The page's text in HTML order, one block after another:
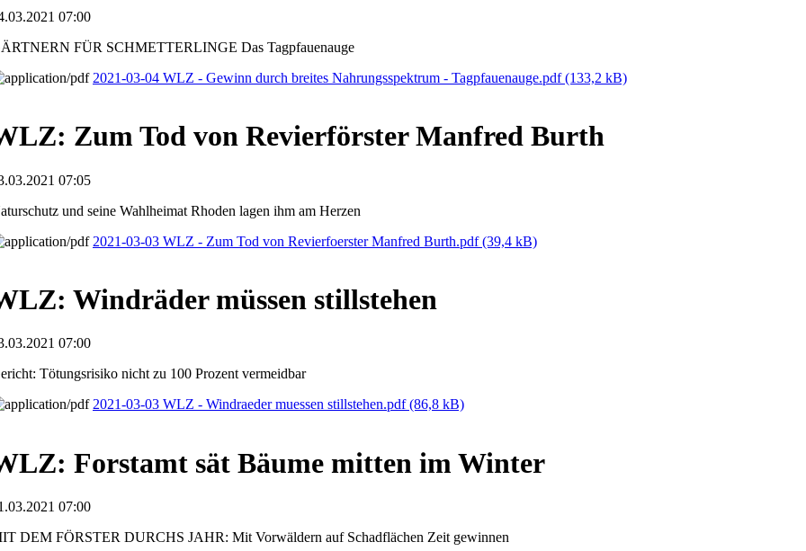
07:00
FÜR SCHMETTERLINGE Das Tagpfauenauge
2021-03-04 WLZ - Gewinn durch breites Nahrungsspektrum - Tagpfauenauge.pdf(133,2 kB)
Zum Tod von Revierförster Manfred Burth
07:05
und seine Wahlheimat Rhoden lagen ihm am Herzen
2021-03-03 WLZ - Zum Tod von Revierfoerster Manfred Burth.pdf(39,4 kB)
Windräder müssen stillstehen
07:00
Tötungsrisiko nicht zu 100 Prozent vermeidbar
2021-03-03 WLZ - Windraeder muessen stillstehen.pdf(86,8 kB)
Forstamt sät Bäume mitten im Winter
07:00
DEM FÖRSTER DURCHS JAHR: Mit Vorwäldern auf Schadflächen Zeit gewinnen